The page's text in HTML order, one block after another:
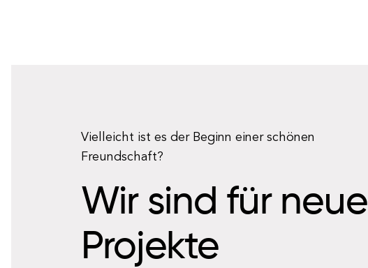
Vielleicht ist es der Beginn einer schönen
Freundschaft?
Wir sind für neue
Projekte